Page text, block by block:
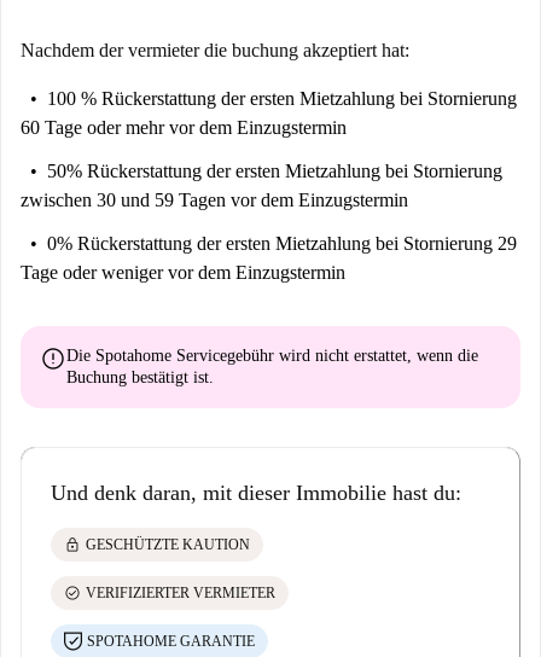
Nachdem der vermieter die buchung akzeptiert hat:
100 % Rückerstattung der ersten Mietzahlung bei Stornierung
60 Tage oder mehr vor dem Einzugstermin
50% Rückerstattung der ersten Mietzahlung bei Stornierung
zwischen 30 und 59 Tagen vor dem Einzugstermin
0% Rückerstattung der ersten Mietzahlung bei Stornierung 29
Tage oder weniger vor dem Einzugstermin
errorDie Spotahome Servicegebühr wird nicht erstattet, wenn die
Buchung bestätigt ist.
Und denk daran, mit dieser Immobilie hast du:
lock GESCHÜTZTE KAUTION
check_circle VERIFIZIERTER VERMIETER
SPOTAHOME GARANTIE